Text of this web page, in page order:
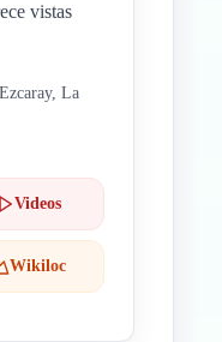
vistas
La
Videos
Wikiloc